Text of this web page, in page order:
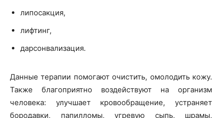
липосакция,
лифтинг,
дарсонвализация.
Данные терапии помогают очистить, омолодить кожу.
Также благоприятно воздействуют на организм
человека: улучшает кровообращение, устраняет
бородавки, папилломы, угревую сыпь, шрамы,